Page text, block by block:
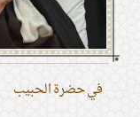
في حضرة الحبيب